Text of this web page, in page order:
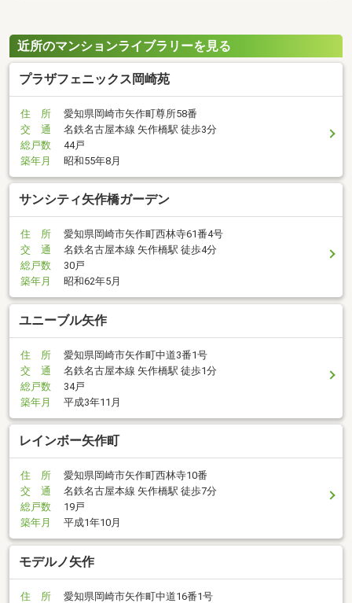
近所のマンションライブラリーを見る
プラザフェニックス岡崎苑
住 所
愛知県岡崎市矢作町尊所58番
交 通
名鉄名古屋本線 矢作橋駅 徒歩3分
総戸数
44戸
築年月
昭和55年8月
サンシティ矢作橋ガーデン
住 所
愛知県岡崎市矢作町西林寺61番4号
交 通
名鉄名古屋本線 矢作橋駅 徒歩4分
総戸数
30戸
築年月
昭和62年5月
ユニーブル矢作
住 所
愛知県岡崎市矢作町中道3番1号
交 通
名鉄名古屋本線 矢作橋駅 徒歩1分
総戸数
34戸
築年月
平成3年11月
レインボー矢作町
住 所
愛知県岡崎市矢作町西林寺10番
交 通
名鉄名古屋本線 矢作橋駅 徒歩7分
総戸数
19戸
築年月
平成1年10月
モデルノ矢作
住 所
愛知県岡崎市矢作町中道16番1号